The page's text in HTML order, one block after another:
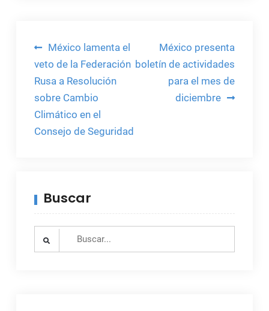
Navegación
de
entradas
México lamenta el
veto de la Federación
Rusa a Resolución
sobre Cambio
Climático en el
Consejo de Seguridad
México presenta
boletín de actividades
para el mes de
diciembre
Buscar